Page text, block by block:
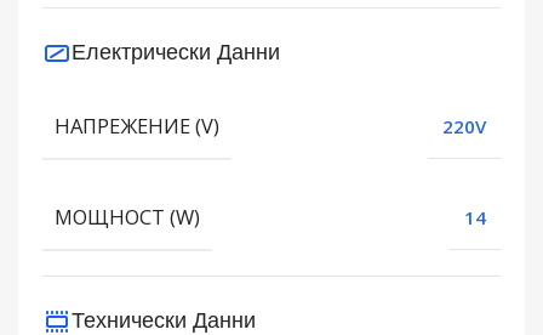
Електрически Данни
НАПРЕЖЕНИЕ (V) 220V
МОЩНОСТ (W) 14
Технически Данни